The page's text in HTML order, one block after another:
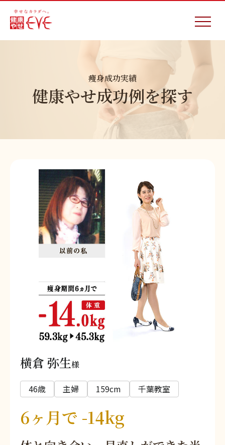
痩身成功実績
健康やせ成功例を探す
横倉 弥生様
46歳 主婦 159cm 千葉教室
6ヶ月で -14kg